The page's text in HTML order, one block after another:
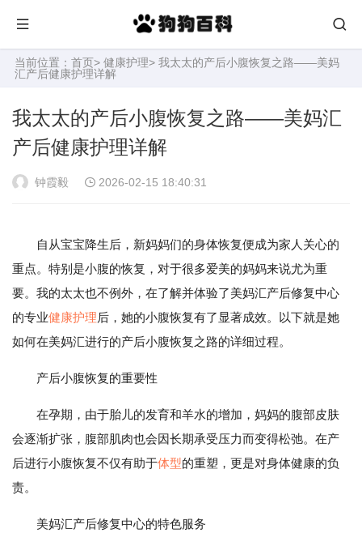
当前位置： 首页> 健康护理> 我太太的产后小腹恢复之路——美妈
汇产后健康护理详解
我太太的产后小腹恢复之路——美妈汇
产后健康护理详解
钟霞毅 2026-02-15 18:40:31
自从宝宝降生后，新妈妈们的身体恢复便成为家人关心的
重点。特别是小腹的恢复，对于很多爱美的妈妈来说尤为重
要。我的太太也不例外，在了解并体验了美妈汇产后修复中心
的专业健康护理后，她的小腹恢复有了显著成效。以下就是她
如何在美妈汇进行的产后小腹恢复之路的详细过程。
产后小腹恢复的重要性
在孕期，由于胎儿的发育和羊水的增加，妈妈的腹部皮肤
会逐渐扩张，腹部肌肉也会因长期承受压力而变得松弛。在产
后进行小腹恢复不仅有助于体型的重塑，更是对身体健康的负
责。
美妈汇产后修复中心的特色服务